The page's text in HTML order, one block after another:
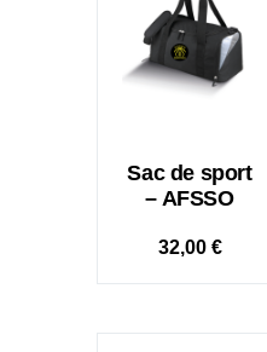
Sac de sport
– AFSSO
32,00 €